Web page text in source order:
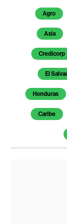
Agro
Axia
Credicorp
El
Honduras
Caribe